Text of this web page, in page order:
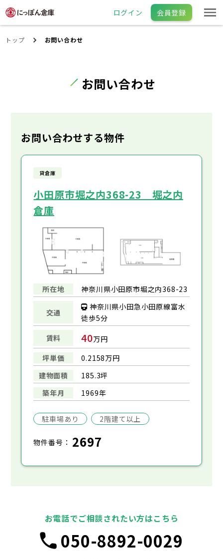
ログイン 会員登録
トップ お問い合わせ
お問い合わせ
お問い合わせする物件
貸倉庫
小田原市堀之内368-23 堀之内
倉庫
所在地 神奈川県小田原市堀之内368-23
交通
神奈川県小田急小田原線富水
徒歩5分
賃料
40万円
坪単価
0.2158万円
建物面積
185.3坪
築年月
1969年
駐車場あり 2階建て以上
物件番号： 2697
お電話でご相談されたい方はこちら
050-8892-0029